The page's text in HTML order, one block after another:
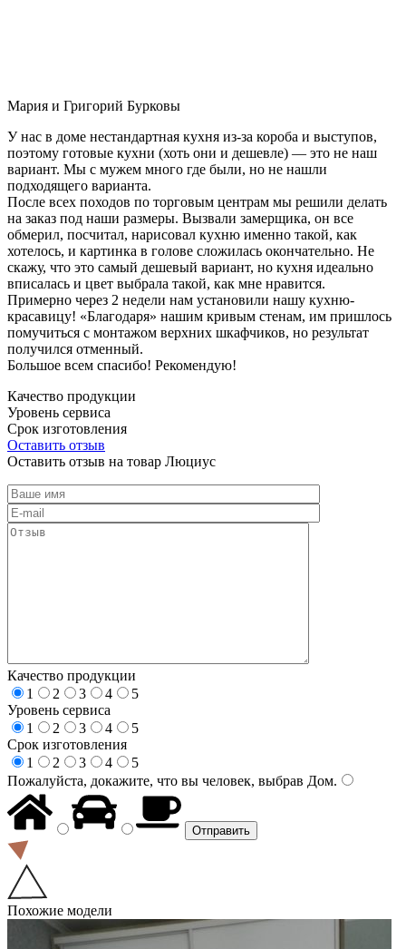
Мария и Григорий Бурковы
У нас в доме нестандартная кухня из-за короба и выступов,
поэтому готовые кухни (хоть они и дешевле) — это не наш
вариант. Мы с мужем много где были, но не нашли
подходящего варианта.
После всех походов по торговым центрам мы решили делать
на заказ под наши размеры. Вызвали замерщика, он все
обмерил, посчитал, нарисовал кухню именно такой, как
хотелось, и картинка в голове сложилась окончательно. Не
скажу, что это самый дешевый вариант, но кухня идеально
вписалась и цвет выбрала такой, как мне нравится.
Примерно через 2 недели нам установили нашу кухню-
красавицу! «Благодаря» нашим кривым стенам, им пришлось
помучиться с монтажом верхних шкафчиков, но результат
получился отменный.
Большое всем спасибо! Рекомендую!
Качество продукции
Уровень сервиса
Срок изготовления
Оставить отзыв
Оставить отзыв на товар Люциус
Качество продукции
1
2 3 4
5
Уровень сервиса
1
2 3 4
5
Срок изготовления
1
2 3 4
5
Пожалуйста, докажите, что вы человек, выбрав Дом.
Похожие модели